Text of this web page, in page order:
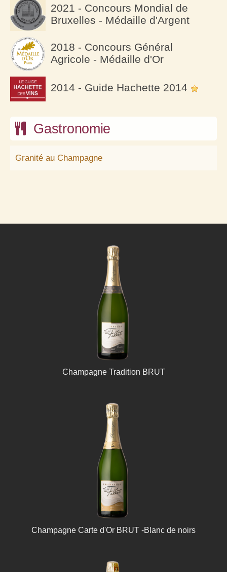
2021 - Concours Mondial de
Bruxelles - Médaille d'Argent
2018 - Concours Général
Agricole - Médaille d'Or
2014 - Guide Hachette 2014
Gastronomie
Granité au Champagne
Champagne Tradition BRUT
Champagne Carte d'Or BRUT -Blanc de noirs